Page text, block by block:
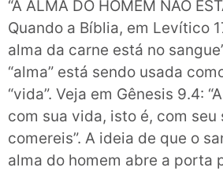
“A ALMA DO HOMEM NÃO
Quando a Bíblia, em Levítico
alma da carne está no
“alma” está sendo usada
“vida”. Veja em Gênesis 9.4:
com sua vida, isto é, com seu
comereis”. A ideia de que o
alma do homem abre a porta